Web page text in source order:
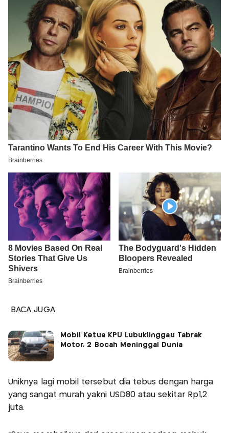
BACA JUGA:
Mobil Ketua KPU Lubuklinggau Tabrak
Motor, 2 Bocah Meninggal Dunia
Uniknya lagi mobil tersebut dia tebus dengan harga
yang sangat murah yakni USD80 atau sekitar Rp1,2
juta.